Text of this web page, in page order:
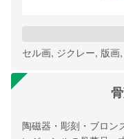
セル画, ジクレー, 版
陶磁器・彫刻・ブロン